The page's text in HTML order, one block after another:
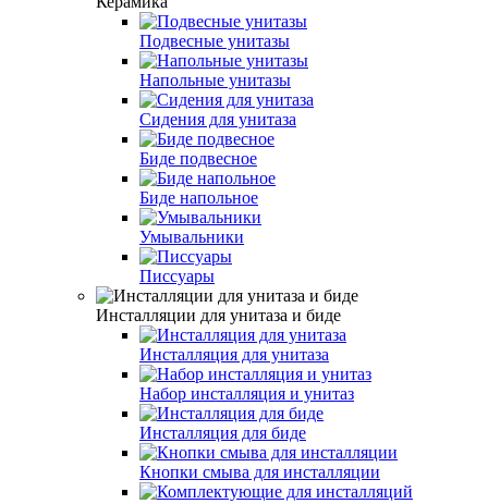
Подвесные унитазы
Напольные унитазы
Сидения для унитаза
Биде подвесное
Биде напольное
Умывальники
Писсуары
Инсталляции для унитаза и биде
Инсталляция для унитаза
Набор инсталляция и унитаз
Инсталляция для биде
Кнопки смыва для инсталляции